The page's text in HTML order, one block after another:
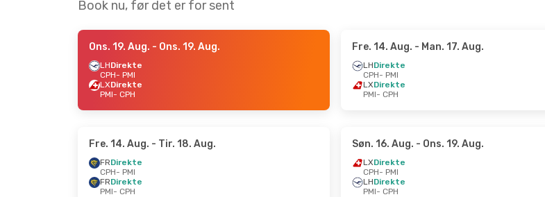
Book nu, før det er for sent
Ons. 19. Aug. - Ons. 19. Aug.
LHDirekte
CPH- PMI
LXDirekte
PMI- CPH
Fre. 14. Aug. - Man. 17. Aug.
LHDirekte
CPH- PMI
LXDirekte
PMI- CPH
Fre. 14. Aug. - Tir. 18. Aug.
FRDirekte
CPH- PMI
FRDirekte
PMI- CPH
Søn. 16. Aug. - Ons. 19. Aug.
LXDirekte
CPH- PMI
LHDirekte
PMI- CPH